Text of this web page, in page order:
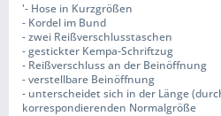
'- Hose in Kurzgrößen
- Kordel im Bund
- zwei Reißverschlusstaschen
- gestickter Kempa-Schriftzug
- Reißverschluss an der Beinöffnung
- verstellbare Beinöffnung
- unterscheidet sich in der Länge
korrespondierenden Normalgröße